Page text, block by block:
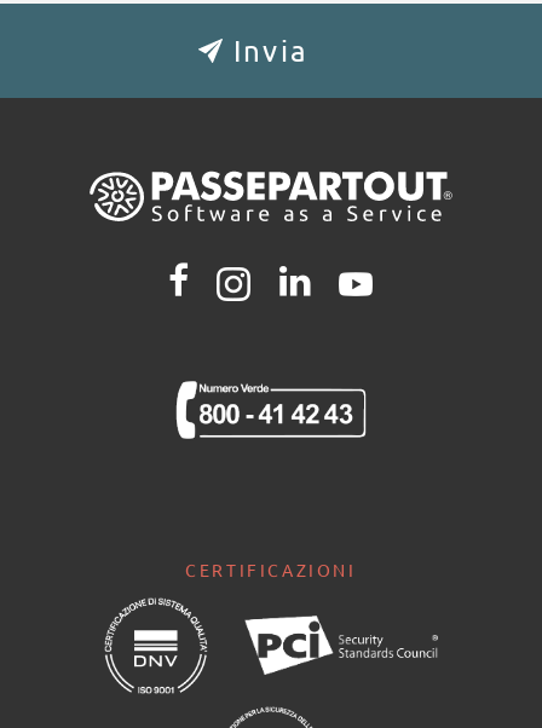
CERTIFICAZIONI